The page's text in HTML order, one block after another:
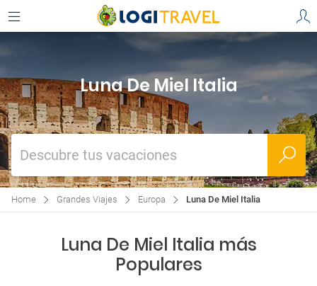
Luna De Miel Italia
Descubre tus vacaciones
Home Grandes Viajes Europa Luna De Miel Italia
Luna De Miel Italia más
Populares